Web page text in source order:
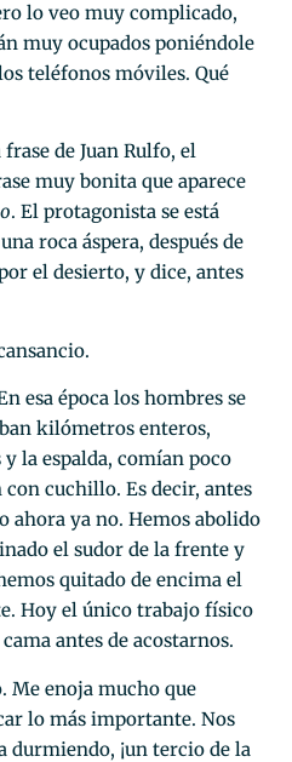
lo veo muy complicado,
muy ocupados poniéndole
teléfonos móviles. Qué
de Juan Rulfo, el
muy bonita que aparece
. El protagonista se está
roca áspera, después de
el desierto, y dice, antes
esa época los hombres se
kilómetros enteros,
la espalda, comían poco
cuchillo. Es decir, antes
ahora ya no. Hemos abolido
el sudor de la frente y
quitado de encima el
Hoy el único trabajo físico
antes de acostarnos.
Me enoja mucho que
lo más importante. Nos
durmiendo, ¡un tercio de la